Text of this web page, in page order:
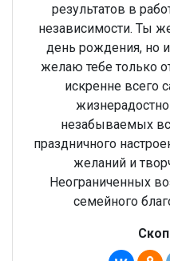
результатов в
независимости. Ты
день рождения, но
желаю тебе только
искренне всего
незабываемых
праздничного
желаний и
Неограниченных
семейного